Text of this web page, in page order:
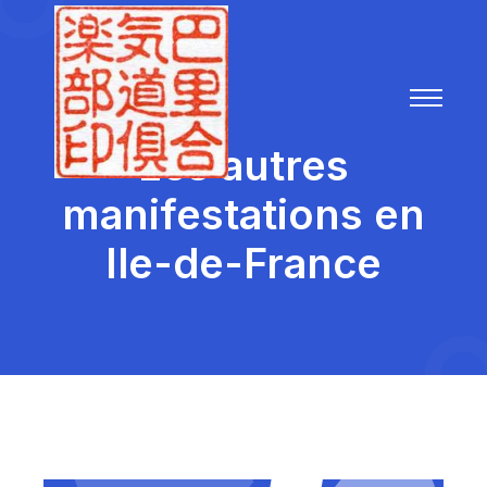
Les autres
manifestations en
Ile-de-France